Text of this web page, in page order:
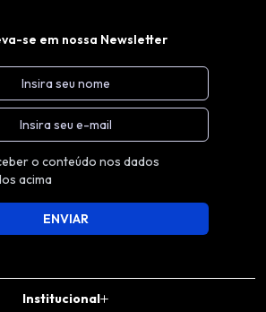
Institucional
se em nossa Newsletter
o conteúdo nos dados
acima
ENVIAR